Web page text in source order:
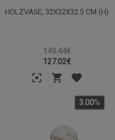
HOLZVASE, 32X32X32.5 CM (H)
149.44€
127.02€
3.00%